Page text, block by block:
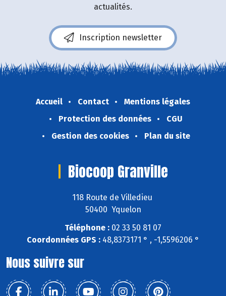
actualités.
Inscription newsletter
Accueil Contact
Mentions légales
Protection des données
CGU
Gestion des cookies
Plan du site
Biocoop Granville
118 Route de Villedieu
50400 Yquelon
Téléphone : 02 33 50 81 07
Coordonnées GPS : 48,8373171 ° , -1,5596206 °
Nous suivre sur